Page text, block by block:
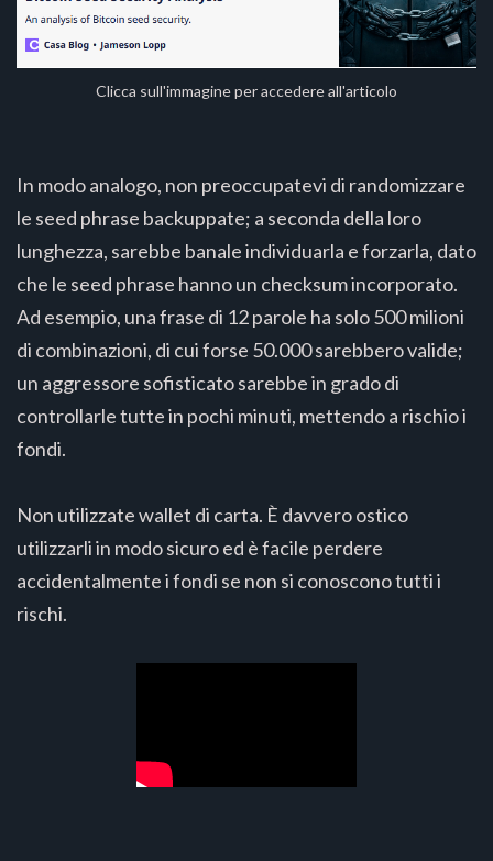
Clicca sull'immagine per accedere all'articolo
In modo analogo, non preoccupatevi di randomizzare
le seed phrase backuppate; a seconda della loro
lunghezza, sarebbe banale individuarla e forzarla, dato
che le seed phrase hanno un checksum incorporato.
Ad esempio, una frase di 12 parole ha solo 500 milioni
di combinazioni, di cui forse 50.000 sarebbero valide;
un aggressore sofisticato sarebbe in grado di
controllarle tutte in pochi minuti, mettendo a rischio i
fondi.
Non utilizzate wallet di carta. È davvero ostico
utilizzarli in modo sicuro ed è facile perdere
accidentalmente i fondi se non si conoscono tutti i
rischi.